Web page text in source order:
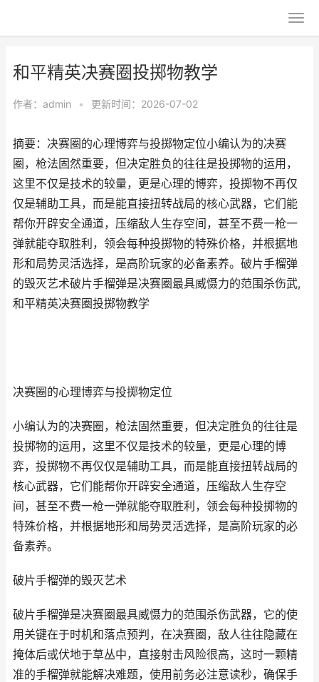
和平精英决赛圈投掷物教学
作者： admin • 更新时间：2026-07-02
摘要：决赛圈的心理博弈与投掷物定位小编认为的决赛
圈，枪法固然重要，但决定胜负的往往是投掷物的运用，
这里不仅是技术的较量，更是心理的博弈，投掷物不再仅
仅是辅助工具，而是能直接扭转战局的核心武器，它们能
帮你开辟安全通道，压缩敌人生存空间，甚至不费一枪一
弹就能夺取胜利，领会每种投掷物的特殊价格，并根据地
形和局势灵活选择，是高阶玩家的必备素养。破片手榴弹
的毁灭艺术破片手榴弹是决赛圈最具威慑力的范围杀伤武,
和平精英决赛圈投掷物教学
决赛圈的心理博弈与投掷物定位
小编认为的决赛圈，枪法固然重要，但决定胜负的往往是
投掷物的运用，这里不仅是技术的较量，更是心理的博
弈，投掷物不再仅仅是辅助工具，而是能直接扭转战局的
核心武器，它们能帮你开辟安全通道，压缩敌人生存空
间，甚至不费一枪一弹就能夺取胜利，领会每种投掷物的
特殊价格，并根据地形和局势灵活选择，是高阶玩家的必
备素养。
破片手榴弹的毁灭艺术
破片手榴弹是决赛圈最具威慑力的范围杀伤武器，它的使
用关键在于时机和落点预判，在决赛圈，敌人往往隐藏在
掩体后或伏地于草丛中，直接射击风险很高，这时一颗精
准的手榴弹就能解决难题，使用前务必注意读秒，确保手